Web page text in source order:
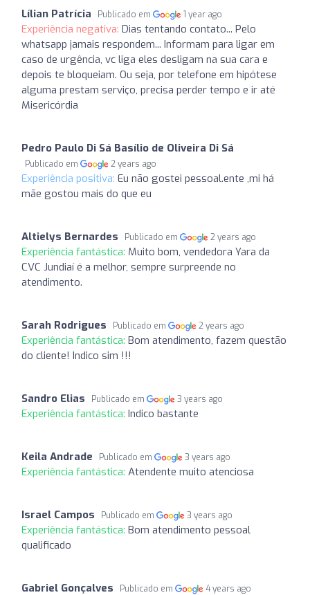
Lílian Patrícia Publicado em 1 year ago
Experiência negativa: Dias tentando contato... Pelo
whatsapp jamais respondem... Informam para ligar em
caso de urgência, vc liga eles desligam na sua cara e
depois te bloqueiam. Ou seja, por telefone em hipótese
alguma prestam serviço, precisa perder tempo e ir até
Misericórdia
Pedro Paulo Di Sá Basílio de Oliveira Di Sá
Publicado em 2 years ago
Experiência positiva: Eu não gostei pessoal.ente ,mi há
mãe gostou mais do que eu
Altielys Bernardes Publicado em 2 years ago
Experiência fantástica: Muito bom, vendedora Yara da
CVC Jundiaí é a melhor, sempre surpreende no
atendimento.
Sarah Rodrigues Publicado em 2 years ago
Experiência fantástica: Bom atendimento, fazem questão
do cliente! Indico sim !!!
Sandro Elias Publicado em 3 years ago
Experiência fantástica: Indico bastante
Keila Andrade Publicado em 3 years ago
Experiência fantástica: Atendente muito atenciosa
Israel Campos Publicado em 3 years ago
Experiência fantástica: Bom atendimento pessoal
qualificado
Gabriel Gonçalves Publicado em 4 years ago